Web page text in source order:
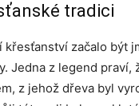
tradici
křesťanství začalo být
Jedna z legend praví,
z jehož dřeva byl